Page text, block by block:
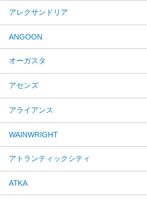
アレクサンドリア
ANGOON
オーガスタ
アセンズ
アライアンス
WAINWRIGHT
アトランティックシティ
ATKA